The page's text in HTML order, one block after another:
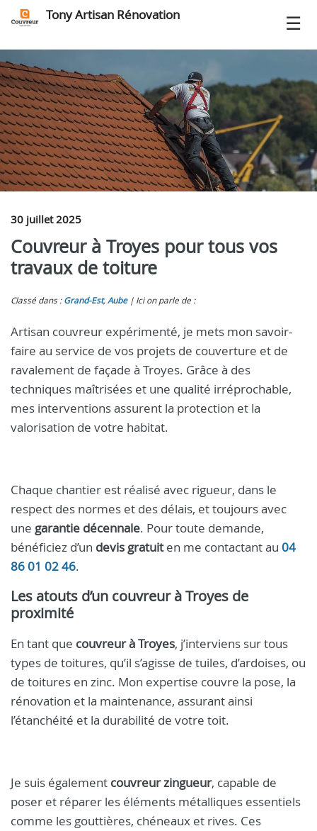
Tony Artisan Rénovation
30 juillet 2025
Couvreur à Troyes pour tous vos
travaux de toiture
Classé dans : Grand-Est, Aube Ici on parle de :
Artisan couvreur expérimenté, je mets mon savoir-
faire au service de vos projets de couverture et de
ravalement de façade à Troyes. Grâce à des
techniques maîtrisées et une qualité irréprochable,
mes interventions assurent la protection et la
valorisation de votre habitat.
Chaque chantier est réalisé avec rigueur, dans le
respect des normes et des délais, et toujours avec
une garantie décennale. Pour toute demande,
bénéficiez d’un devis gratuiten me contactant au 04
86 01 02 46.
Les atouts d’un couvreur à Troyes de
proximité
En tant que couvreur à Troyes, j’interviens sur tous
types de toitures, qu’il s’agisse de tuiles, d’ardoises, ou
de toitures en zinc. Mon expertise couvre la pose, la
rénovation et la maintenance, assurant ainsi
l’étanchéité et la durabilité de votre toit.
Je suis également couvreur zingueur, capable de
poser et réparer les éléments métalliques essentiels
comme les gouttières, chéneaux et rives. Ces